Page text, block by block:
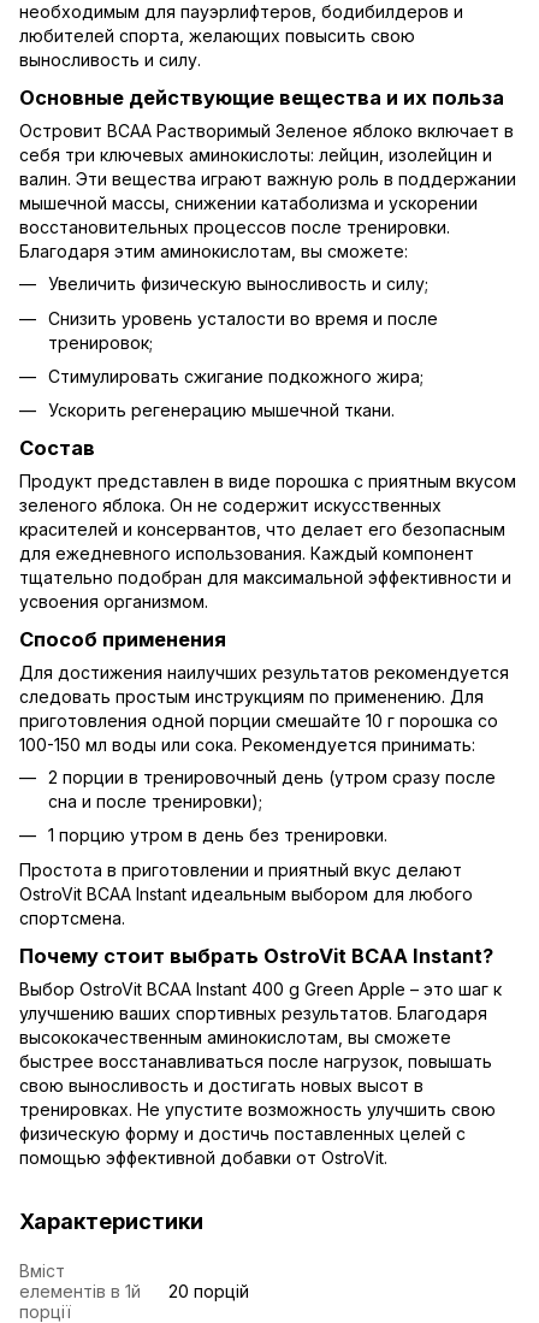
необходимым для пауэрлифтеров, бодибилдеров и
любителей спорта, желающих повысить свою
выносливость и силу.
Основные действующие вещества и их польза
Островит ВСАА Растворимый Зеленое яблоко включает в
себя три ключевых аминокислоты: лейцин, изолейцин и
валин. Эти вещества играют важную роль в поддержании
мышечной массы, снижении катаболизма и ускорении
восстановительных процессов после тренировки.
Благодаря этим аминокислотам, вы сможете:
Увеличить физическую выносливость и силу;
Снизить уровень усталости во время и после
тренировок;
Стимулировать сжигание подкожного жира;
Ускорить регенерацию мышечной ткани.
Состав
Продукт представлен в виде порошка с приятным вкусом
зеленого яблока. Он не содержит искусственных
красителей и консервантов, что делает его безопасным
для ежедневного использования. Каждый компонент
тщательно подобран для максимальной эффективности и
усвоения организмом.
Способ применения
Для достижения наилучших результатов рекомендуется
следовать простым инструкциям по применению. Для
приготовления одной порции смешайте 10 г порошка со
100-150 мл воды или сока. Рекомендуется принимать:
2 порции в тренировочный день (утром сразу после
сна и после тренировки);
1 порцию утром в день без тренировки.
Простота в приготовлении и приятный вкус делают
OstroVit BCAA Instant идеальным выбором для любого
спортсмена.
Почему стоит выбрать OstroVit BCAA Instant?
Выбор OstroVit BCAA Instant 400 g Green Apple – это шаг к
улучшению ваших спортивных результатов. Благодаря
высококачественным аминокислотам, вы сможете
быстрее восстанавливаться после нагрузок, повышать
свою выносливость и достигать новых высот в
тренировках. Не упустите возможность улучшить свою
физическую форму и достичь поставленных целей с
помощью эффективной добавки от OstroVit.
Характеристики
Вміст
елементів в 1й
порції
20 порцій